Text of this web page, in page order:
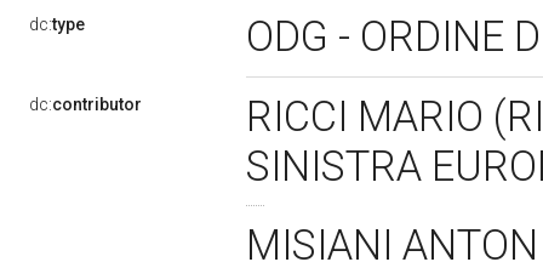
dc:type ODG - ORDINE
dc:contributor
RICCI MARIO
SINISTRA
MISIANI